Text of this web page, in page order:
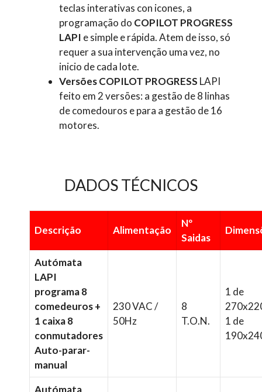
teclas interativas con icones, a
programação do COPILOT PROGRESS
LAPI e simple e rápida. Atem de isso, só
requer a sua intervenção uma vez, no
inicio de cada lote.
Versões COPILOT PROGRESS LAPI
feito em 2 versões: a gestão de 8 linhas
de comedouros e para a gestão de 16
motores.
DADOS TÉCNICOS
Descrição Alimentação
Nº
Saidas
Autómata
LAPI
programa 8
comedeuros +
1 caixa 8
conmutadores
Auto-parar-
manual
230 VAC /
50Hz
8
T.O.N.
1 de
1 de
Autómata